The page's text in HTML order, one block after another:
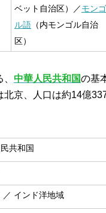
ベット自治区）／モンゴ
ル語 （内モンゴル自治
区）
中華人民共和国の基
北京、人口は約14億
共和国
／ インド洋地域